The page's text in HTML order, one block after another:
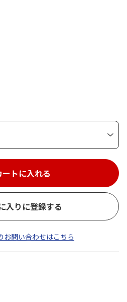
ートに入れる
入りに登録する
お問い合わせはこちら